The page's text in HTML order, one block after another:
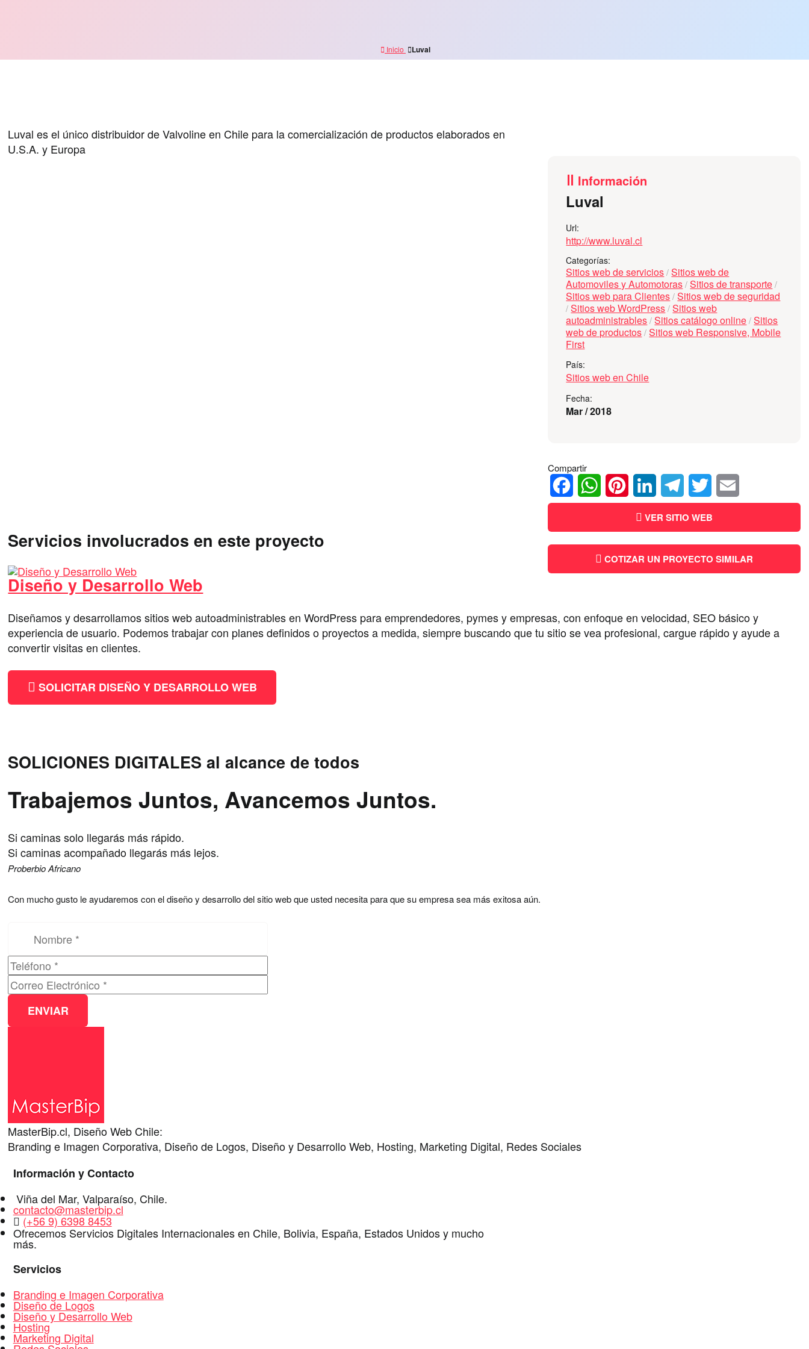
Inicio Luval
Luval es el único distribuidor de Valvoline en Chile para la comercialización de productos elaborados en
U.S.A. y Europa
Información
Luval
Url:
http://www.luval.cl
Categorías:
Sitios web de servicios /Sitios web de
Automoviles y Automotoras /Sitios de transporte /
Sitios web para Clientes /Sitios web de seguridad
/Sitios web WordPress /Sitios web
autoadministrables /Sitios catálogo online /Sitios
web de productos /Sitios web Responsive, Mobile
First
País:
Sitios web en Chile
Fecha:
Mar / 2018
Compartir
Facebook
VER SITIO WEB
COTIZAR UN PROYECTO SIMILAR
Servicios involucrados en este proyecto
Diseño y Desarrollo Web
Diseñamos y desarrollamos sitios web autoadministrables en WordPress para emprendedores, pymes y empresas, con enfoque en velocidad, SEO básico y
experiencia de usuario. Podemos trabajar con planes definidos o proyectos a medida, siempre buscando que tu sitio se vea profesional, cargue rápido y ayude a
convertir visitas en clientes.
SOLICITAR DISEÑO Y DESARROLLO WEB
SOLICIONES DIGITALES al alcance de todos
Trabajemos Juntos, Avancemos Juntos.
Si caminas solo llegarás más rápido.
Si caminas acompañado llegarás más lejos.
Proberbio Africano
Con mucho gusto le ayudaremos con el diseño y desarrollo del sitio web que usted necesita para que su empresa sea más exitosa aún.
Por favor, deja este campo vacío.
Por favor, deja este campo vacío.
MasterBip.cl, Diseño Web Chile:
Branding e Imagen Corporativa, Diseño de Logos, Diseño y Desarrollo Web, Hosting, Marketing Digital, Redes Sociales
Información y Contacto
Dirección
Viña del Mar, Valparaíso, Chile.
E-
Mail
contacto@masterbip.cl
WhatsApp
(+56 9) 6398 8453
Ofrecemos Servicios Digitales Internacionales en Chile, Bolivia, España, Estados Unidos y mucho
más.
Servicios
Branding e Imagen Corporativa
Diseño de Logos
Diseño y Desarrollo Web
Hosting
Marketing Digital